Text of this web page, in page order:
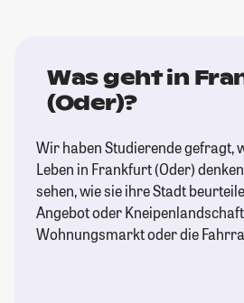
Was geht in
(Oder)?
Wir haben Studierende gefragt,
Leben in Frankfurt (Oder)
sehen, wie sie ihre Stadt
Angebot oder
Wohnungsmarkt oder die